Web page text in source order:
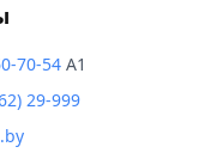
70-54 A1
29-999